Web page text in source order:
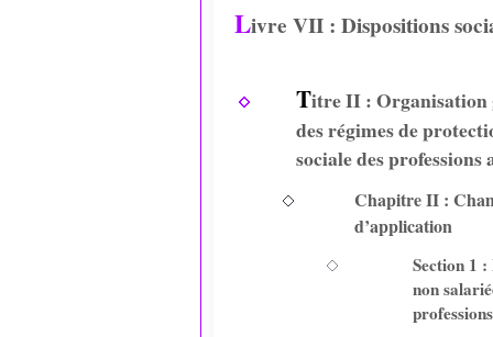
Livre VII : Dispositions
Titre II : Organisation
des régimes de
sociale des professions
Chapitre II :
d’application
Section 1 :
non